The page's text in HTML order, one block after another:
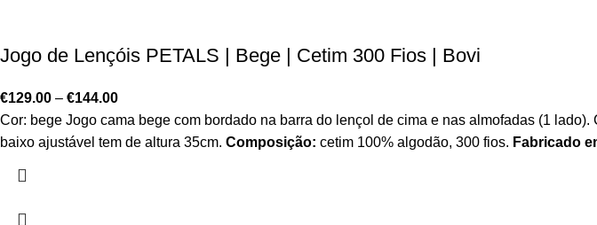
Jogo de Lençóis PETALS | Bege | Cetim 300 Fios | Bovi
€129.00 – €144.00
Cor: bege Jogo cama bege com bordado na barra do lençol de cima e nas almofadas (1
baixo ajustável tem de altura 35cm. Composição: cetim 100% algodão, 300 fios. Fabricado